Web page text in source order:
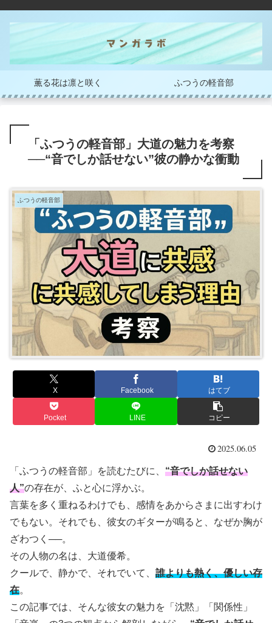
薫る花は凛と咲く ふつうの軽音部
「ふつうの軽音部」大道の魅力を考察
──“音でしか話せない”彼の静かな衝動
ふつうの軽音部
X Facebook はてブ
Pocket LINE コピー
2025.06.05
「ふつうの軽音部」を読むたびに、 “音でしか話せない
人”の存在が、ふと心に浮かぶ。
言葉を多く重ねるわけでも、感情をあからさまに出すわけ
でもない。それでも、彼女のギターが鳴ると、なぜか胸が
ざわつく──。
その人物の名は、大道優希。
クールで、静かで、それでいて、 誰よりも熱く、優しい存
在。
この記事では、そんな彼女の魅力を「沈黙」「関係性」